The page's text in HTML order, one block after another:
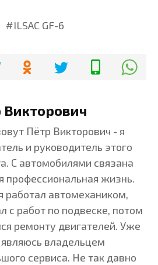
ILSAC GF-6
Викторович
Пётр Викторович - я
и руководитель этого
С автомобилями связана
профессиональная жизнь.
работал автомехаником,
с работ по подвеске, потом
ремонту двигателей. Уже
владельцем
сервиса. Не так давно